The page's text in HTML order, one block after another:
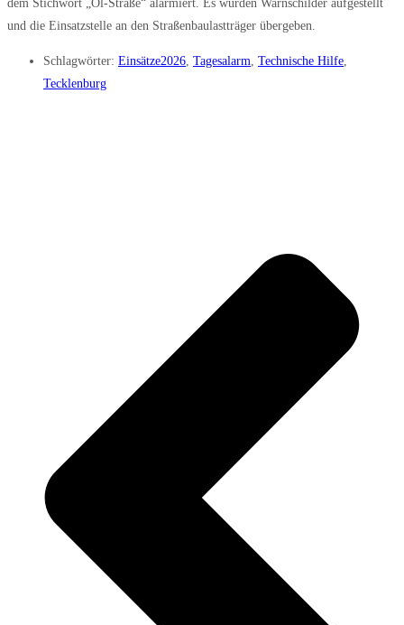
dem Stichwort „Öl-Straße“ alarmiert. Es wurden Warnschilder aufgestellt
und die Einsatzstelle an den Straßenbaulastträger übergeben.
Schlagwörter: Einsätze2026, Tagesalarm, Technische Hilfe,
Tecklenburg